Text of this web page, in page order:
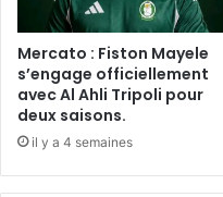
Mercato : Fiston Mayele
s’engage officiellement
avec Al Ahli Tripoli pour
deux saisons.
il y a 4 semaines